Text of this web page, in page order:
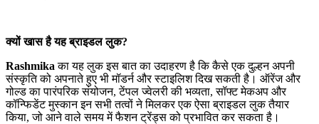
क्यों खास है यह ब्राइडल लुक?
Rashmika का यह लुक इस बात का उदाहरण है कि कैसे एक दुल्हन अपनी
संस्कृति को अपनाते हुए भी मॉडर्न और स्टाइलिश दिख सकती है। ऑरेंज और
गोल्ड का पारंपरिक संयोजन, टेंपल ज्वेलरी की भव्यता, सॉफ्ट मेकअप और
कॉन्फिडेंट मुस्कान इन सभी तत्वों ने मिलकर एक ऐसा ब्राइडल लुक तैयार
किया, जो आने वाले समय में फैशन ट्रेंड्स को प्रभावित कर सकता है।